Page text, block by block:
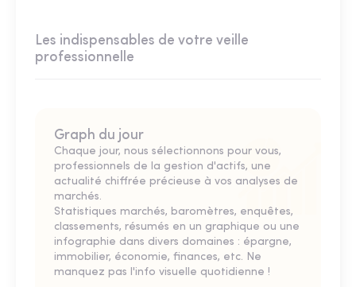
Les indispensables de votre veille
professionnelle
Graph du jour
Chaque jour, nous sélectionnons pour vous,
professionnels de la gestion d'actifs, une
actualité chiffrée précieuse à vos analyses de
marchés.
Statistiques marchés, baromètres, enquêtes,
classements, résumés en un graphique ou une
infographie dans divers domaines : épargne,
immobilier, économie, finances, etc. Ne
manquez pas l'info visuelle quotidienne !